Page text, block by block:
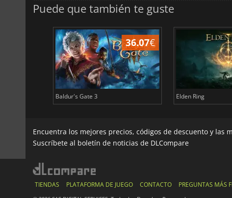
Puede que también te guste
36.07€
Baldur's Gate 3 Elden Ring
Encuentra los mejores precios, códigos de descuento y las
Suscríbete al boletín de noticias de DLCompare
TIENDAS PLATAFORMA DE JUEGO CONTACTO PREGUNTAS MÁS